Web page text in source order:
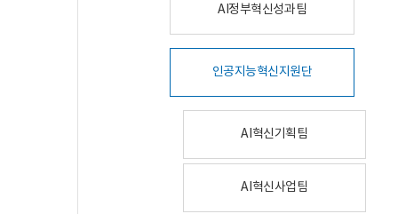
AI정부혁신성과팀
인공지능혁신지원단
AI혁신기획팀
AI혁신사업팀